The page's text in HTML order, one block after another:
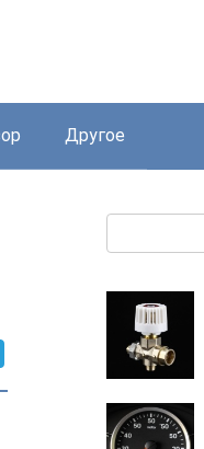
Другое